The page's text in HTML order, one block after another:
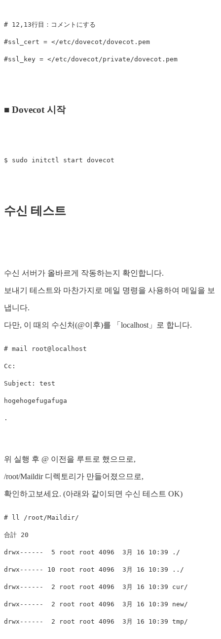
# 12,13行目：コメントにする
#ssl_cert = </etc/dovecot/dovecot.pem
■ Dovecot 시작
수신 테스트
수신 서버가 올바르게 작동하는지 확인합니다.
보내기 테스트와 마찬가지로 메일 명령을 사용하여 메일을 보
냅니다.
다만, 이 때의 수신처(@이후)를 「localhost」로 합니다.
# mail root@localhost
Cc:
Subject: test
hogehogefugafuga
위 실행 후 @ 이전을 루트로 했으므로,
/root/Maildir 디렉토리가 만들어졌으므로,
확인하고보세요. (아래와 같이되면 수신 테스트 OK)
# ll /root/Maildir/
合計 20
drwx------  5 root root 4096  3月 16 10:39 ./
drwx------ 10 root root 4096  3月 16 10:39 ../
drwx------  2 root root 4096  3月 16 10:39 cur/
drwx------  2 root root 4096  3月 16 10:39 new/
drwx------  2 root root 4096  3月 16 10:39 tmp/